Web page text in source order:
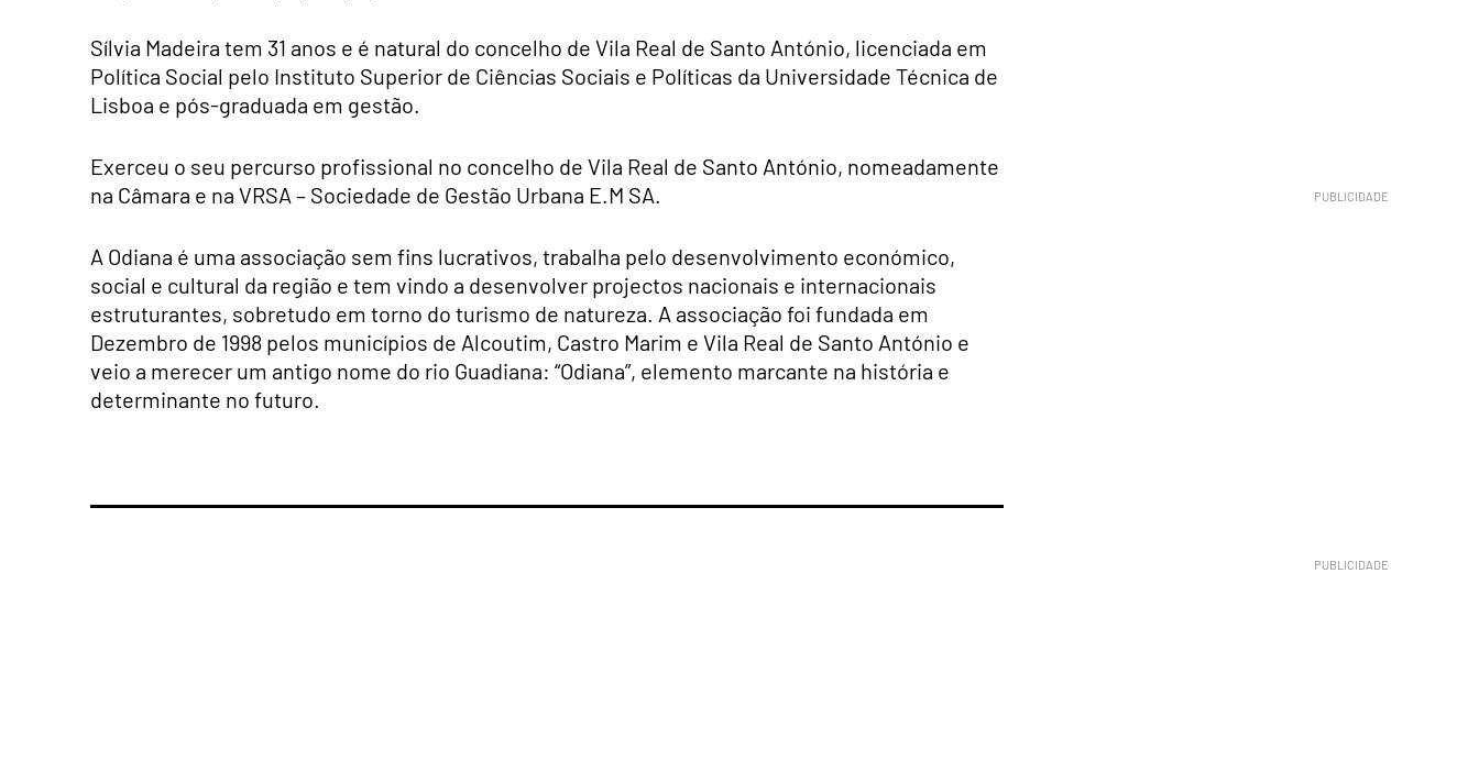
Sílvia Madeira tem 31 anos e é natural do concelho de Vila Real de Santo António, licenciada em
Política Social pelo Instituto Superior de Ciências Sociais e Políticas da Universidade Técnica de
Lisboa e pós-graduada em gestão.
Exerceu o seu percurso profissional no concelho de Vila Real de Santo António, nomeadamente
na Câmara e na VRSA – Sociedade de Gestão Urbana E.M SA.
A Odiana é uma associação sem fins lucrativos, trabalha pelo desenvolvimento económico,
social e cultural da região e tem vindo a desenvolver projectos nacionais e internacionais
estruturantes, sobretudo em torno do turismo de natureza. A associação foi fundada em
Dezembro de 1998 pelos municípios de Alcoutim, Castro Marim e Vila Real de Santo António e
veio a merecer um antigo nome do rio Guadiana: “Odiana”, elemento marcante na história e
determinante no futuro.